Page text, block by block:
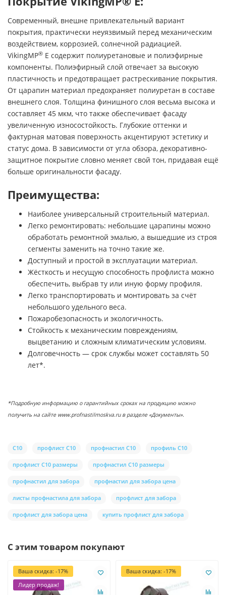
Современный, внешне привлекательный вариант
покрытия, практически неуязвимый перед механическим
воздействием, коррозией, солнечной радиацией.
VikingMP® E содержит полиуретановые и полиэфирные
компоненты. Полиэфирный слой отвечает за высокую
пластичность и предотвращает растрескивание покрытия.
От царапин материал предохраняет полиуретан в составе
внешнего слоя. Толщина финишного слоя весьма высока и
составляет 45 мкм, что также обеспечивает фасаду
увеличенную износостойкость. Глубокие оттенки и
фактурная матовая поверхность акцентируют эстетику и
статус дома. В зависимости от угла обзора, декоративно-
защитное покрытие словно меняет свой тон, придавая ещё
больше оригинальности фасаду.
Преимущества:
Наиболее универсальный строительный материал.
Легко ремонтировать: небольшие царапины можно
обработать ремонтной эмалью, а вышедшие из строя
сегменты заменить на точно такие же.
Доступный и простой в эксплуатации материал.
Жёсткость и несущую способность профлиста можно
обеспечить, выбрав ту или иную форму профиля.
Легко транспортировать и монтировать за счёт
небольшого удельного веса.
Пожаробезопасность и экологичность.
Стойкость к механическим повреждениям,
выцветанию и сложным климатическим условиям.
Долговечность — срок службы может составлять 50
лет*.
*Подробную информацию о гарантийных сроках на продукцию можно
получить на сайте www.profnastilmoskva.ru в разделе «Документы».
С10 профлист С10 профнастил С10 профиль С10
профлист С10 размеры профнастил С10 размеры
профнастил для забора профнастил для забора цена
листы профнастила для забора профлист для забора
профлист для забора цена купить профлист для забора
С этим товаром покупают
Ваша скидка: -17%
Лидер продаж!
Ваша скидка: -17%